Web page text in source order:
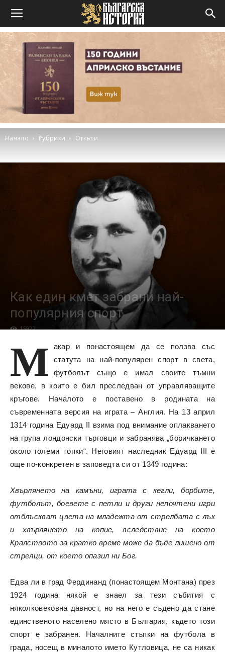
Начало Рубрики Откъси
Как един кмет забрани най-
популярния спорт
15922
М
акар и понастоящем да се ползва със
статута на най-популярен спорт в света,
футболът също е имал своите тъмни
векове, в които е бил преследван от управляващите
кръгове. Началото е поставено в родината на
съвременната версия на играта – Англия. На 13 април
1314 година Едуард II взима под внимание оплакването
на група лондонски търговци и забранява „боричкането
около големи топки“. Неговият наследник Едуард III е
още по-конкретен в заповедта си от 1349 година:
Хвърлянето на камъни, играта с кегли, борбите,
футболът, боевете с петли и други непочтени игри
отблъскват цвета на младежта от стрелбата с лък
и хвърлянето на копие, вследствие на което
Кралството за кратко време може да бъде лишено от
стрелци, от което опазил ни Бог.
Едва ли в град Фердинанд (понастоящем Монтана) през
1924 година някой е знаел за тези събития с
няколковековна давност, но на него е съдено да стане
единственото населено място в България, където този
спорт е забранен. Началните стъпки на футбола в
града, носещ в миналото името Кутловица, не са никак